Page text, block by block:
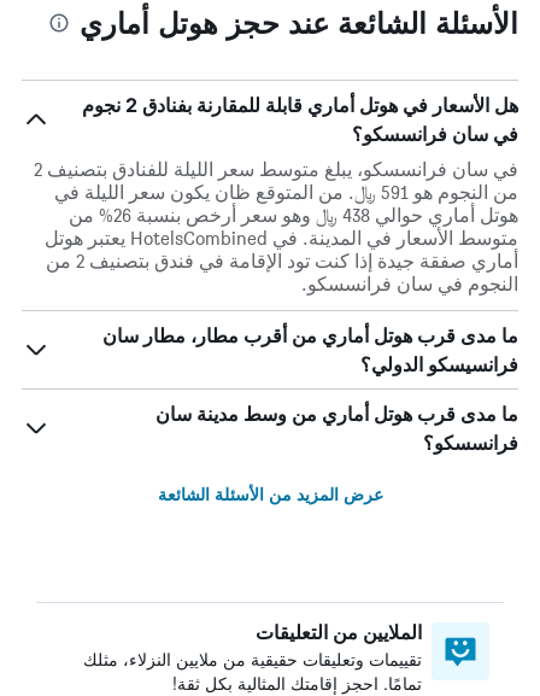
الأسئلة الشائعة عند حجز هوتل أماري
هل الأسعار في هوتل أماري قابلة للمقارنة بفنادق 2 نجوم
في سان فرانسسكو؟
في سان فرانسسكو، يبلغ متوسط ​​سعر الليلة للفنادق بتصنيف 2
من النجوم هو 591 ﷼. من المتوقع ظان يكون سعر الليلة في
هوتل أماري حوالي 438 ﷼ وهو سعر أرخص بنسبة 26% من
متوسط الأسعار في المدينة. في HotelsCombined يعتبر هوتل
أماري صفقة جيدة إذا كنت تود الإقامة في فندق بتصنيف 2 من
النجوم في سان فرانسسكو.
ما مدى قرب هوتل أماري من أقرب مطار، مطار سان
فرانسيسكو الدولي؟
ما مدى قرب هوتل أماري من وسط مدينة سان
فرانسسكو؟
عرض المزيد من الأسئلة الشائعة
الملايين من التعليقات
تقييمات وتعليقات حقيقية من ملايين النزلاء، مثلك
تمامًا. احجز إقامتك المثالية بكل ثقة!